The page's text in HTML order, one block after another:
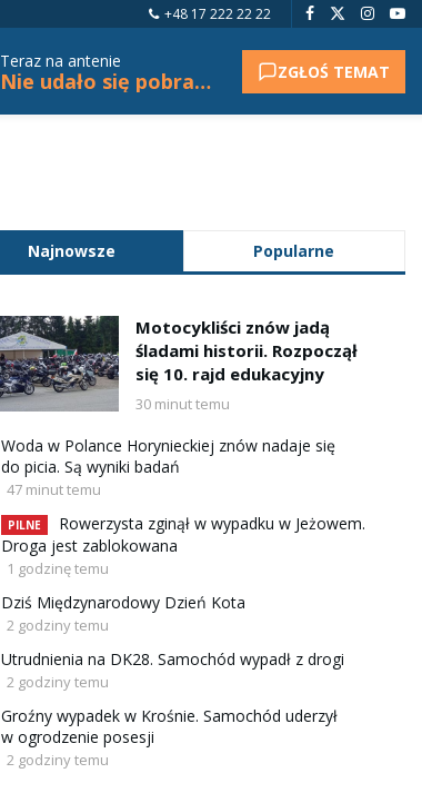
+48 17 222 22 22
Teraz na antenie
Nie udało się pobrać tytułu. ZGŁOŚ TEMAT
Najnowsze Popularne
Motocykliści znów jadą
śladami historii. Rozpoczął
się 10. rajd edukacyjny
30 minut temu
Woda w Polance Horynieckiej znów nadaje się
do picia. Są wyniki badań
47 minut temu
PILNE
Rowerzysta zginął w wypadku w Jeżowem.
Droga jest zablokowana
1 godzinę temu
Dziś Międzynarodowy Dzień Kota
2 godziny temu
Utrudnienia na DK28. Samochód wypadł z drogi
2 godziny temu
Groźny wypadek w Krośnie. Samochód uderzył
w ogrodzenie posesji
2 godziny temu